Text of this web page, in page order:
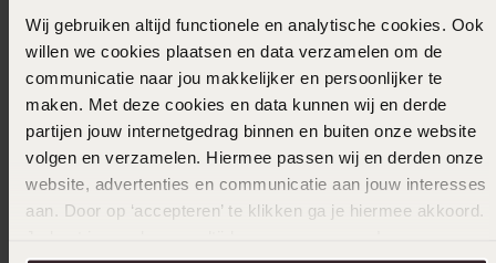
Wij gebruiken altijd functionele en analytische cookies. Ook
willen we cookies plaatsen en data verzamelen om de
communicatie naar jou makkelijker en persoonlijker te
maken. Met deze cookies en data kunnen wij en derde
partijen jouw internetgedrag binnen en buiten onze website
volgen en verzamelen. Hiermee passen wij en derden onze
website, advertenties en communicatie aan jouw interesses
aan. Door op ‘accepteren’ te klikken ga je hiermee akkoord.
09-11-2025 - Dominika v.
Toon meer